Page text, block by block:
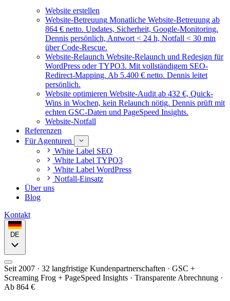
Website erstellen
Website-Betreuung Monatliche Website-Betreuung ab
864 € netto. Updates, Sicherheit, Google-Monitoring.
Dennis persönlich, Antwort < 24 h, Notfall < 30 min
über Code-Rescue.
Website-Relaunch Website-Relaunch und Redesign für
WordPress oder TYPO3. Mit vollständigem SEO-
Redirect-Mapping. Ab 5.400 € netto. Dennis leitet
persönlich.
Website optimieren Website-Audit ab 432 €, Quick-
Wins in Wochen, kein Relaunch nötig. Dennis prüft mit
echten GSC-Daten und PageSpeed Insights.
Website-Notfall
Referenzen
Für Agenturen
White Label SEO
White Label TYPO3
White Label WordPress
Notfall-Einsatz
Über uns
Blog
Kontakt
DE
Seit 2007 · 32 langfristige Kundenpartnerschaften · GSC +
Screaming Frog + PageSpeed Insights · Transparente Abrechnung ·
Ab 864 €